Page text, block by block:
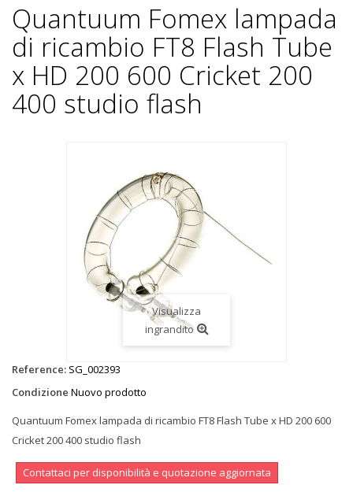
Quantuum Fomex lampada
di ricambio FT8 Flash Tube
x HD 200 600 Cricket 200
400 studio flash
Visualizza
ingrandito
Reference: SG_002393
Condizione Nuovo prodotto
Quantuum Fomex lampada di ricambio FT8 Flash Tube x HD 200 600
Cricket 200 400 studio flash
Contattaci per disponibilità e quotazione aggiornata